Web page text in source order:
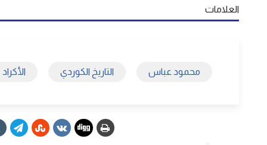
العلامات
محمود عباس التاريخ الكوردي الأكراد